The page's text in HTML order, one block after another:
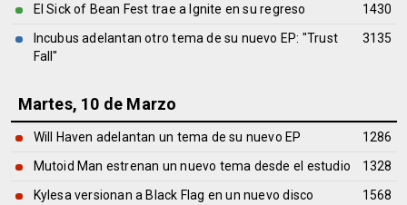
El Sick of Bean Fest trae a Ignite en su regreso
1430
Incubus adelantan otro tema de su nuevo EP: "Trust
Fall"
3135
Martes, 10 de Marzo
Will Haven adelantan un tema de su nuevo EP
1286
Mutoid Man estrenan un nuevo tema desde el estudio
1328
Kylesa versionan a Black Flag en un nuevo disco
1568